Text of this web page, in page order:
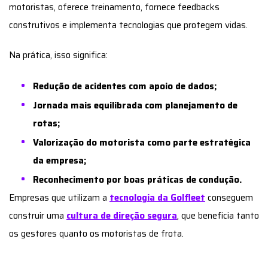
motoristas, oferece treinamento, fornece feedbacks
construtivos e implementa tecnologias que protegem vidas.
Na prática, isso significa:
Redução de acidentes com apoio de dados;
Jornada mais equilibrada com planejamento de
rotas;
Valorização do motorista como parte estratégica
da empresa;
Reconhecimento por boas práticas de condução.
Empresas que utilizam a tecnologia da Golfleet conseguem
construir uma cultura de direção segura, que beneficia tanto
os gestores quanto os motoristas de frota.